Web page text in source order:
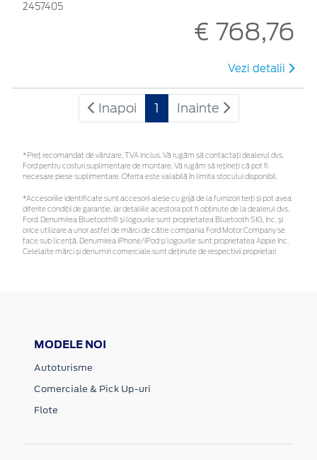
2457405
€ 768,76
Vezi detalii
Inapoi 1 Inainte
*Preţ recomandat de vânzare, TVA inclus. Vă rugăm să contactaţi dealerul dvs.
Ford pentru costuri suplimentare de montare. Vă rugăm să rețineți că pot fi
necesare piese suplimentare. Oferta este valabilă în limita stocului disponibil.
*Accesoriile identificate sunt accesorii alese cu grijă de la furnizori terți și pot avea
diferite condiții de garanție, iar detaliile acestora pot fi obținute de la dealerul dvs.
Ford. Denumirea Bluetooth® și logourile sunt proprietatea Bluetooth SIG, Inc. și
orice utilizare a unor astfel de mărci de către compania Ford Motor Company se
face sub licență. Denumirea iPhone/iPod și logourile sunt proprietatea Apple Inc.
Celelalte mărci și denumiri comerciale sunt deținute de respectivii proprietari
MODELE NOI
Autoturisme
Comerciale & Pick Up-uri
Flote